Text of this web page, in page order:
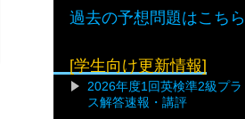
過去の予想問題はこちら
[学生向け更新情報]
2026年度1回英検準2級プラ
ス解答速報・講評